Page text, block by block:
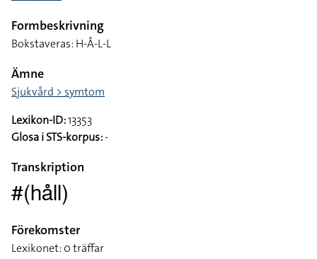
Formbeskrivning
Bokstaveras: H-Å-L-L
Ämne
Sjukvård > symtom
Lexikon-ID:13353
Glosa i STS-korpus:-
Transkription
#(håll)
Förekomster
Lexikonet: 0 träffar